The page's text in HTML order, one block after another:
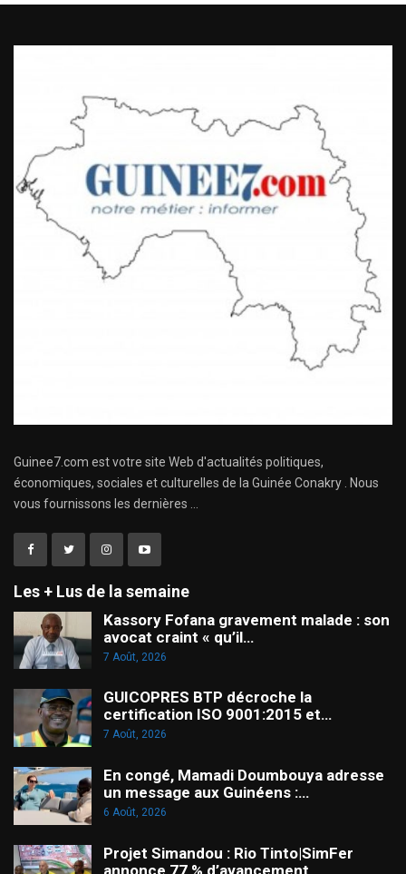
Guinee7.com est votre site Web d'actualités politiques,
économiques, sociales et culturelles de la Guinée Conakry . Nous
vous fournissons les dernières ...
Les + Lus de la semaine
Kassory Fofana gravement malade : son
avocat craint « qu’il…
7 Août, 2026
GUICOPRES BTP décroche la
certification ISO 9001:2015 et…
7 Août, 2026
En congé, Mamadi Doumbouya adresse
un message aux Guinéens :…
6 Août, 2026
Projet Simandou : Rio Tinto|SimFer
annonce 77 % d’avancement…